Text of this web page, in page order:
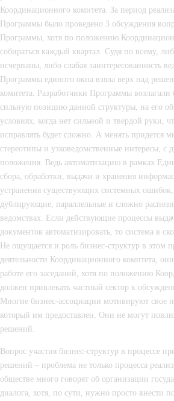
Координационного комитета. За период
Программы было проведено 3 обсуждения
Программы, хотя по положению
собираться каждый квартал. Судя по всему,
исчерпаны, либо слабая заинтересованность
Программы единого окна взяла верх над
комитета. Разработчики Программы
сильную позицию данной структуры, на его
условиях, когда нет сильной и твердой руки,
исправлять будет сложно. А менять придется
стереотипы и узковедомственные интересы, с
положения. Ведь автоматизацию в рамках
сбора, обработки, выдачи и хранения
устранения существующих системных ошибок,
дублирующие, параллельные и сложно
ведомствах. Если действующие процессы
документов автоматизировать, то система в
Не ощущается и роль бизнес-структур в этом
деятельности Координационного комитета,
работе его заседаний, хотя по положению
должен привлекать частный сектор к
Многие бизнес-ассоциации мотивируют свое
который им предоставлен. Они не могут
решений.
Вопрос участия бизнес-структур в процессе
решений – проблема не только процесса
обществе много говорят об организации
диалога, хотя, по сути, нужно просто внести